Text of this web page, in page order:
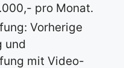
pro Monat.
Vorherige
und
mit Video-